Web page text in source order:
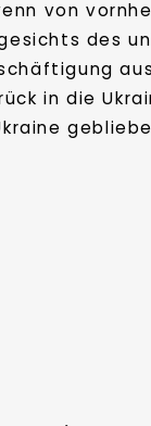
von
des
in die